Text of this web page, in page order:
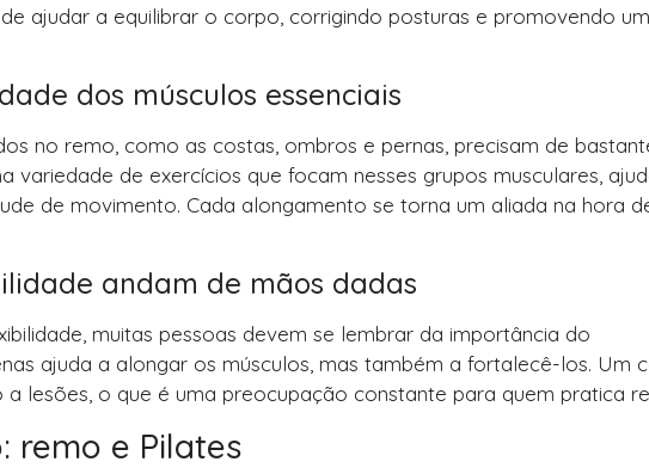
ajudar a equilibrar o corpo, corrigindo posturas e promovendo
dos músculos essenciais
no remo, como as costas, ombros e pernas, precisam de
variedade de exercícios que focam nesses grupos musculares,
de movimento. Cada alongamento se torna um aliada na hora
andam de mãos dadas
muitas pessoas devem se lembrar da importância do
ajuda a alongar os músculos, mas também a fortalecê-los. Um
lesões, o que é uma preocupação constante para quem pratica
remo e Pilates